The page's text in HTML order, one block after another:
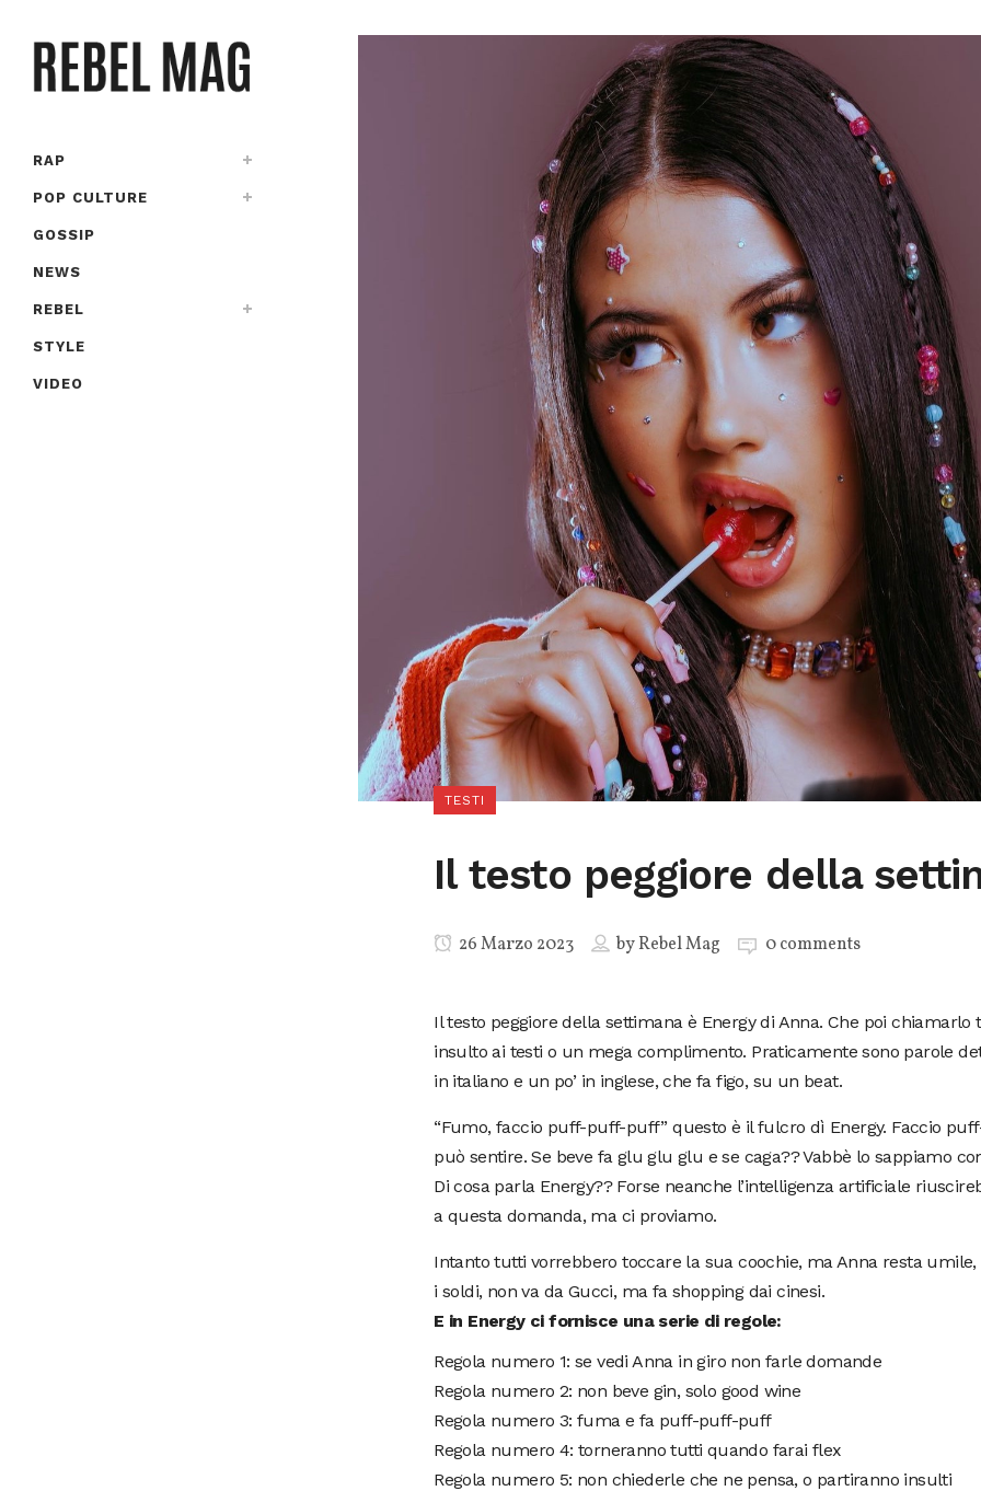
RAP
POP CULTURE
GOSSIP
NEWS
REBEL
STYLE
VIDEO
TESTI
Il testo peggiore della
26 Marzo 2023 byRebel Mag 0 comments
Il testo peggiore della settimana è Energy di Anna. Che poi chiamarlo
insulto ai testi o un mega complimento. Praticamente sono parole
in italiano e un po’ in inglese, che fa figo, su un beat.
“Fumo, faccio puff-puff-puff” questo è il fulcro dì Energy. Faccio
può sentire. Se beve fa glu glu glu e se caga?? Vabbè lo sappiamo
Di cosa parla Energy?? Forse neanche l’intelligenza artificiale
a questa domanda, ma ci proviamo.
Intanto tutti vorrebbero toccare la sua coochie, ma Anna resta umile,
i soldi, non va da Gucci, ma fa shopping dai cinesi.
E in Energy ci fornisce una serie di regole:
Regola numero 1: se vedi Anna in giro non farle domande
Regola numero 2: non beve gin, solo good wine
Regola numero 3: fuma e fa puff-puff-puff
Regola numero 4: torneranno tutti quando farai flex
Regola numero 5: non chiederle che ne pensa, o partiranno insulti